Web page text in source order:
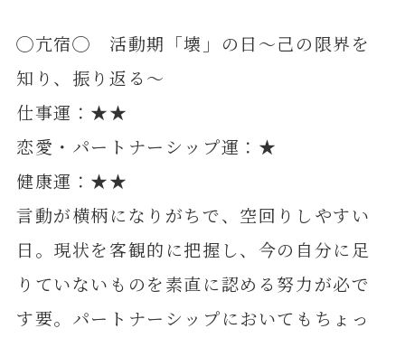
◯亢宿◯ 活動期「壊」の日～己の限界を
知り、振り返る～
仕事運：★★
恋愛・パートナーシップ運：★
健康運：★★
言動が横柄になりがちで、空回りしやすい
日。現状を客観的に把握し、今の自分に足
りていないものを素直に認める努力が必で
す要。パートナーシップにおいてもちょっ